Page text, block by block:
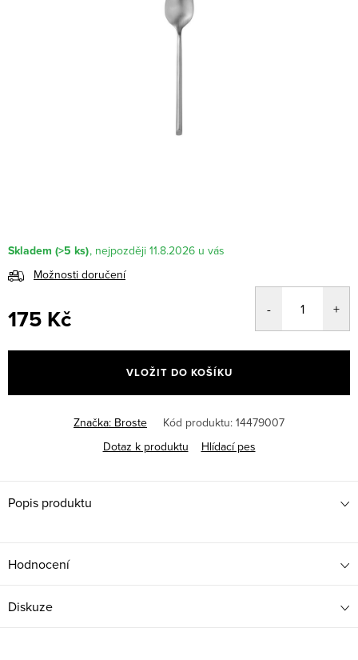
Skladem (>5 ks)
11.8.2026
Možnosti doručení
175 Kč
cena:
VLOŽIT DO KOŠÍKU
Značka: Broste Kód produktu: 14479007
Dotaz k produktu
Hlídací pes
Popis produktu
Hodnocení
Diskuze